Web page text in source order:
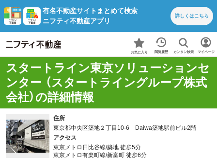
有名不動産サイトまとめて検索
ニフティ不動産アプリ
詳しくはこちら
お気に入り 閲覧履歴 カンタン検索 マイページ
スタートライン東京ソリューションセ
ンター （スタートライングループ株式
会社）の詳細情報
住所
東京都中央区築地２丁目10-6 Daiwa築地駅前ビル2階
アクセス
東京メトロ日比谷線/築地 徒歩5分
東京メトロ有楽町線/新富町 徒歩6分